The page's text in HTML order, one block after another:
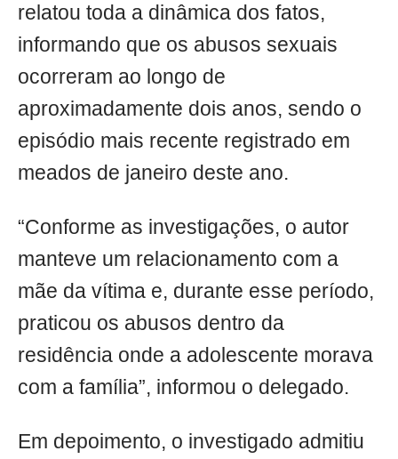
relatou toda a dinâmica dos fatos,
informando que os abusos sexuais
ocorreram ao longo de
aproximadamente dois anos, sendo o
episódio mais recente registrado em
meados de janeiro deste ano.
“Conforme as investigações, o autor
manteve um relacionamento com a
mãe da vítima e, durante esse período,
praticou os abusos dentro da
residência onde a adolescente morava
com a família”, informou o delegado.
Em depoimento, o investigado admitiu